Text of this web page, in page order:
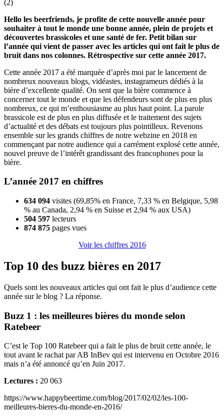
(2)
Hello les beerfriends, je profite de cette nouvelle année pour
souhaiter à tout le monde une bonne année, plein de projets et
découvertes brassicoles et une santé de fer. Petit bilan sur
l’année qui vient de passer avec les articles qui ont fait le plus de
bruit dans nos colonnes. Rétrospective sur cette année 2017.
Cette année 2017 a été marquée d’après moi par le lancement de
nombreux nouveaux blogs, vidéastes, instagrameurs dédiés à la
bière d’excellente qualité. On sent que la bière commence à
concerner tout le monde et que les défendeurs sont de plus en plus
nombreux, ce qui m’enthousiasme au plus haut point. La parole
brassicole est de plus en plus diffusée et le traitement des sujets
d’actualité et des débats est toujours plus pointilleux. Revenons
ensemble sur les grands chiffres de notre webzine en 2018 en
commençant par notre audience qui a carrément explosé cette année,
nouvel preuve de l’intérêt grandissant des francophones pour la
bière.
L’année 2017 en chiffres
634 094 visites (69,85% en France, 7,33 % en Belgique, 5,98
% au Canada, 2,94 % en Suisse et 2,94 % aux USA)
504 597 lecteurs
874 875 pages vues
Voir les chiffres 2016
Top 10 des buzz bières en 2017
Quels sont les nouveaux articles qui ont fait le plus d’audience cette
année sur le blog ? La réponse.
Buzz 1 : les meilleures bières du monde selon
Ratebeer
C’est le Top 100 Ratebeer qui a fait le plus de bruit cette année, le
tout avant le rachat par AB InBev qui est intervenu en Octobre 2016
mais n’a été annoncé qu’en Juin 2017.
Lectures : 20 063
https://www.happybeertime.com/blog/2017/02/02/les-100-
meilleures-bieres-du-monde-en-2016/